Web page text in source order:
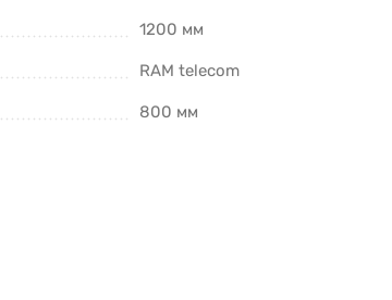
1200 мм
RAM telecom
800 мм